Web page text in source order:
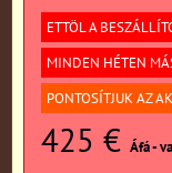
ETTÖL A
MINDEN HÉTEN
PONTOSÍTJUK AZ
425 € Áfá -